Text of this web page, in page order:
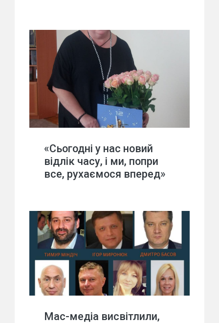
«Сьогодні у нас новий
відлік часу, і ми, попри
все, рухаємося вперед»
Мас-медіа висвітлили,